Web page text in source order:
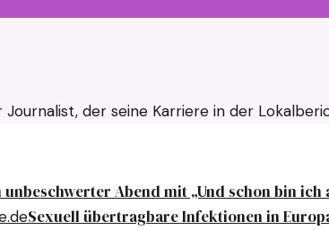
der seine Karriere in der
unbeschwerter Abend mit „Und schon bin ich
Sexuell übertragbare Infektionen in